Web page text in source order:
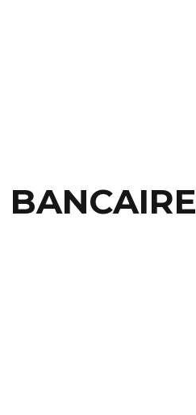
BANCAIRE